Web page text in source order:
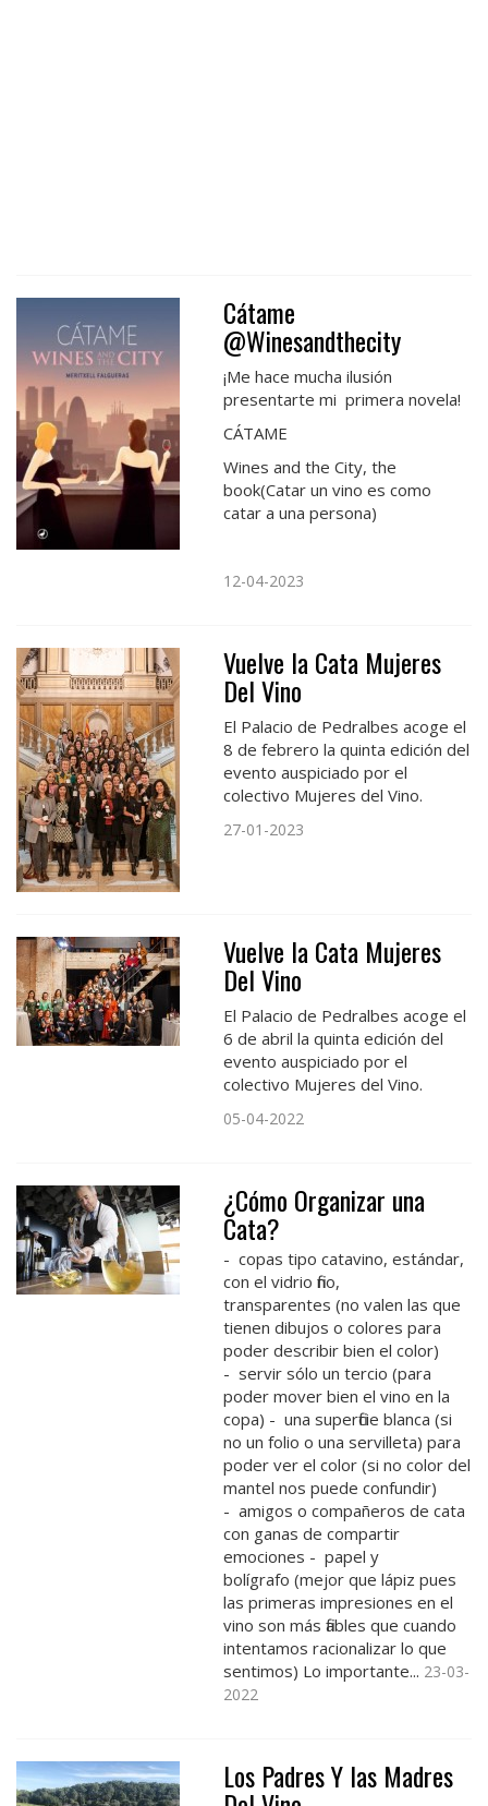
Cátame
@Winesandthecity
¡Me hace mucha ilusión
presentarte mi primera novela!
CÁTAME
Wines and the City, the
book(Catar un vino es como
catar a una persona)
12-04-2023
Vuelve la Cata Mujeres
Del Vino
El Palacio de Pedralbes acoge el
8 de febrero la quinta edición del
evento auspiciado por el
colectivo Mujeres del Vino.
27-01-2023
Vuelve la Cata Mujeres
Del Vino
El Palacio de Pedralbes acoge el
6 de abril la quinta edición del
evento auspiciado por el
colectivo Mujeres del Vino.
05-04-2022
¿Cómo Organizar una
Cata?
- copas tipo catavino, estándar,
con el vidrio fino,
transparentes (no valen las que
tienen dibujos o colores para
poder describir bien el color)
- servir sólo un tercio (para
poder mover bien el vino en la
copa) - una superficie blanca (si
no un folio o una servilleta) para
poder ver el color (si no color del
mantel nos puede confundir)
- amigos o compañeros de cata
con ganas de compartir
emociones - papel y
bolígrafo (mejor que lápiz pues
las primeras impresiones en el
vino son más fiables que cuando
intentamos racionalizar lo que
sentimos) Lo importante... 23-03-
2022
Los Padres Y las Madres